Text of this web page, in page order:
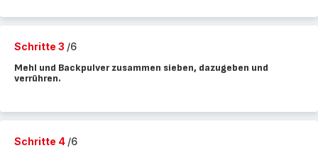
Schritte 3 /6
Mehl und Backpulver zusammen sieben, dazugeben und
verrühren.
Schritte 4 /6